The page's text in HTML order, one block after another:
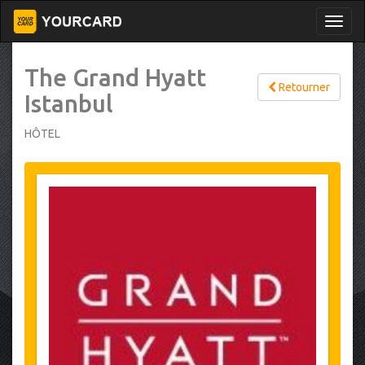
Retourner
The Grand Hyatt
Istanbul
HÔTEL